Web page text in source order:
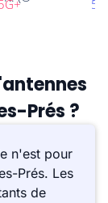
Prés ?
n'est pour
Prés. Les
de